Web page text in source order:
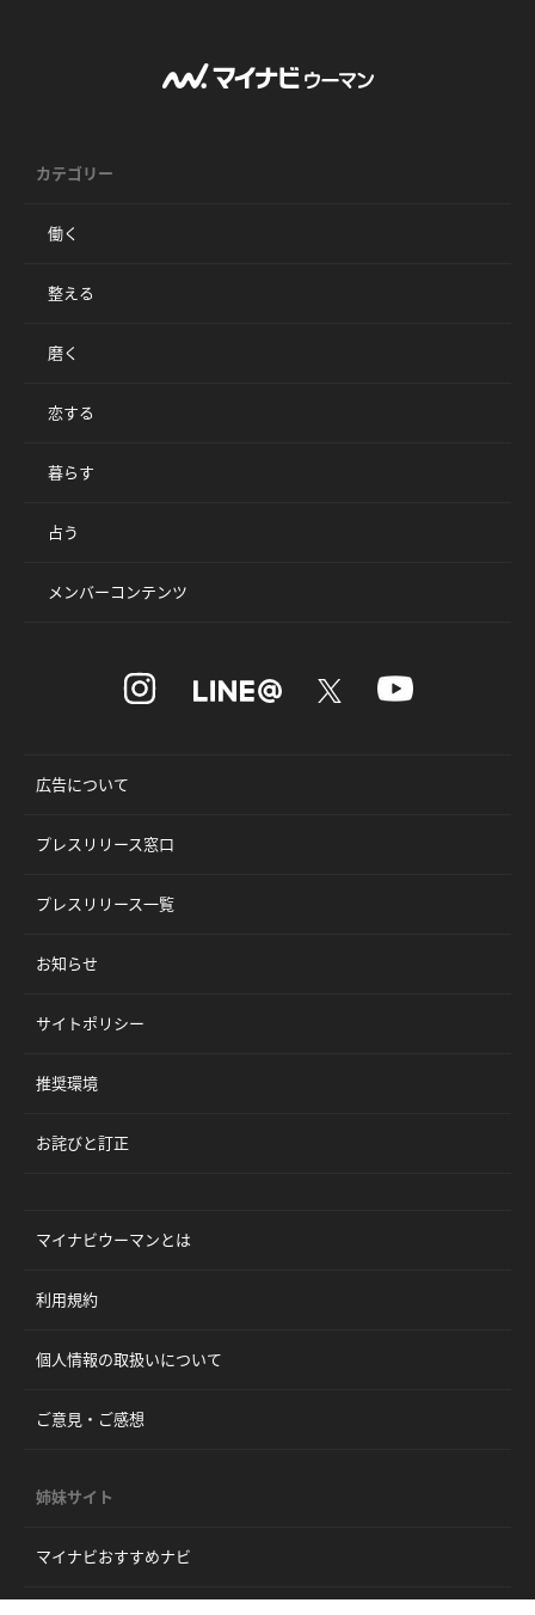
カテゴリー
働く
整える
磨く
恋する
暮らす
占う
メンバーコンテンツ
広告について
プレスリリース窓口
プレスリリース一覧
お知らせ
サイトポリシー
推奨環境
お詫びと訂正
マイナビウーマンとは
利用規約
個人情報の取扱いについて
ご意見・ご感想
姉妹サイト
マイナビおすすめナビ